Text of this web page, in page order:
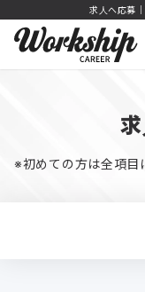
求人へ応募
※初めての方は全項目